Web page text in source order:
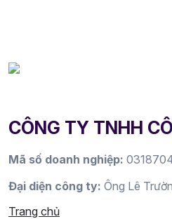
CÔNG TY TNHH
Mã số doanh nghiệp:
Đại diện công ty: Ông Lê
Trang chủ